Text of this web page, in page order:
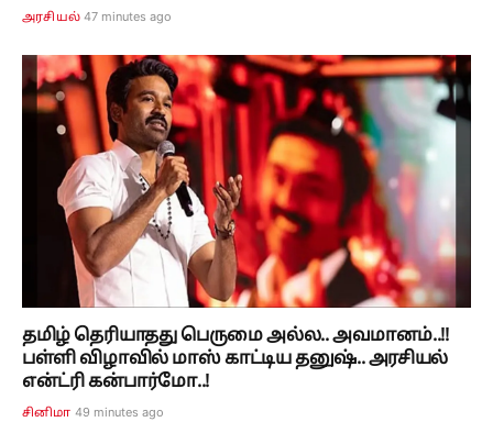
அரசியல் 47 minutes ago
தமிழ் தெரியாதது பெருமை அல்ல.. அவமானம்..!!
பள்ளி விழாவில் மாஸ் காட்டிய தனுஷ்.. அரசியல்
என்ட்ரி கன்பார்மோ..!
சினிமா 49 minutes ago